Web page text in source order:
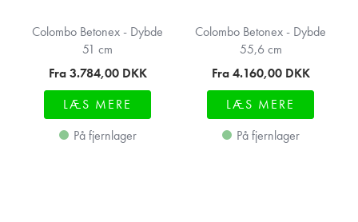
Colombo Betonex - Dybde
51 cm
Fra 3.784,00 DKK
LÆS MERE
På fjernlager
Colombo Betonex - Dybde
55,6 cm
Fra 4.160,00 DKK
LÆS MERE
På fjernlager